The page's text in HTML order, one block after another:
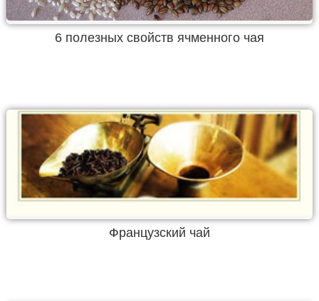
6 полезных свойств ячменного чая
Французский чай